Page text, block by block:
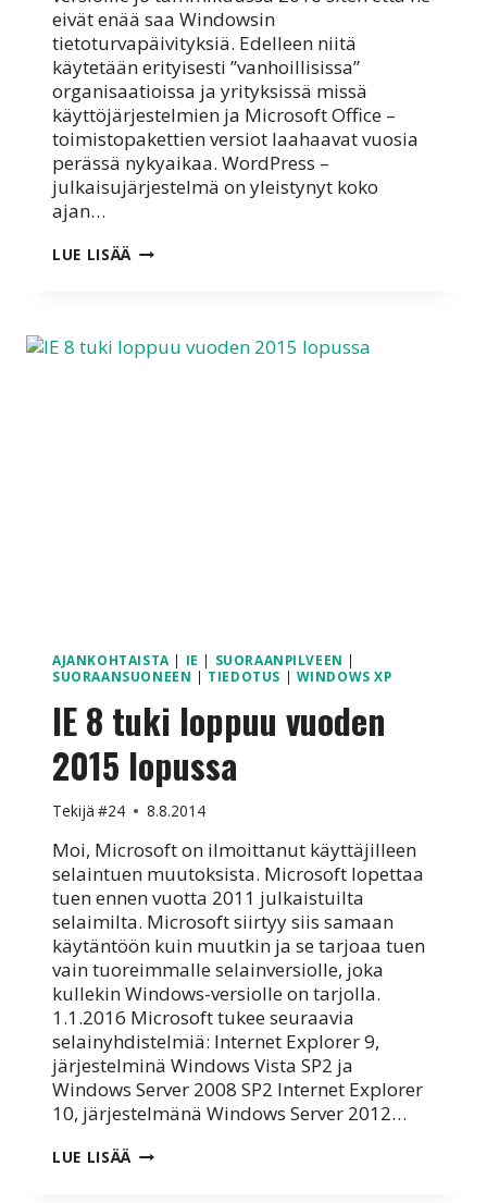
eivät enää saa Windowsin
tietoturvapäivityksiä. Edelleen niitä
käytetään erityisesti ”vanhoillisissa”
organisaatioissa ja yrityksissä missä
käyttöjärjestelmien ja Microsoft Office –
toimistopakettien versiot laahaavat vuosia
perässä nykyaikaa. WordPress –
julkaisujärjestelmä on yleistynyt koko
ajan…
LUE LISÄÄ WORDPRESS
EXPLORER
8,
AJANKOHTAISTA | IE | SUORAANPILVEEN |
SUORAANSUONEEN | TIEDOTUS | WINDOWS XP
IE 8 tuki loppuu vuoden
2015 lopussa
Tekijä #24 8.8.2014
Moi, Microsoft on ilmoittanut käyttäjilleen
selaintuen muutoksista. Microsoft lopettaa
tuen ennen vuotta 2011 julkaistuilta
selaimilta. Microsoft siirtyy siis samaan
käytäntöön kuin muutkin ja se tarjoaa tuen
vain tuoreimmalle selainversiolle, joka
kullekin Windows-versiolle on tarjolla.
1.1.2016 Microsoft tukee seuraavia
selainyhdistelmiä: Internet Explorer 9,
järjestelminä Windows Vista SP2 ja
Windows Server 2008 SP2 Internet Explorer
10, järjestelmänä Windows Server 2012…
LUE LISÄÄ IE